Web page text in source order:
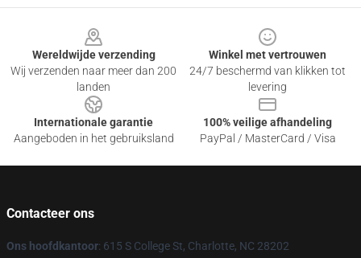
Wereldwijde verzending
Wij verzenden naar meer dan 200
landen
Winkel met vertrouwen
24/7 beschermd van klikken tot
levering
Internationale garantie
Aangeboden in het gebruiksland
100% veilige afhandeling
PayPal / MasterCard / Visa
Contacteer ons
Ons hoofdkantoor: 615 S College St, Charlotte, NC 28202